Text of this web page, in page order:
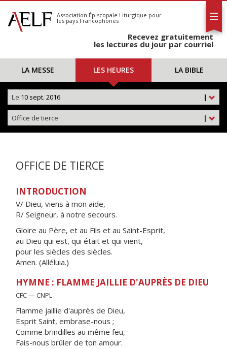
S'abonner
Calendrier
Association Épiscopale Liturgique pour
les pays Francophones
Recevez gratuitement
les lectures du jour par courriel
LA MESSE LES HEURES LA BIBLE
|
Le 10 sept. 2016
|
Office de tierce
OFFICE DE TIERCE
INTRODUCTION
V/ Dieu, viens à mon aide,
R/ Seigneur, à notre secours.
Gloire au Père, et au Fils et au Saint-Esprit,
au Dieu qui est, qui était et qui vient,
pour les siècles des siècles.
Amen. (Alléluia.)
HYMNE : FLAMME JAILLIE D'AUPRÈS DE DIEU
CFC — CNPL
Flamme jaillie d'auprès de Dieu,
Esprit Saint, embrase-nous ;
Comme brindilles au même feu,
Fais-nous brûler de ton amour.